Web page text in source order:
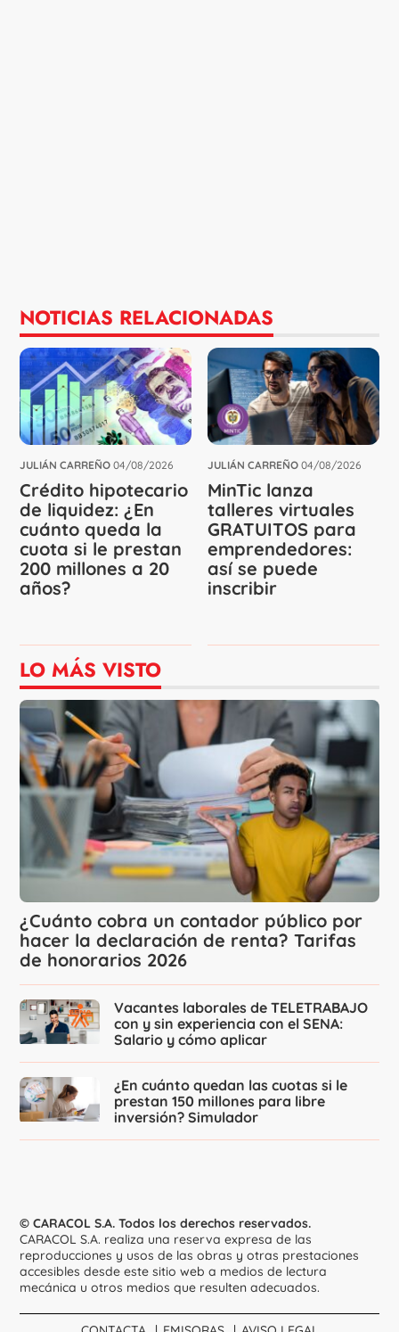
NOTICIAS RELACIONADAS
JULIÁN CARREÑO 04/08/2026
Crédito hipotecario
de liquidez: ¿En
cuánto queda la
cuota si le prestan
200 millones a 20
años?
JULIÁN CARREÑO 04/08/2026
MinTic lanza
talleres virtuales
GRATUITOS para
emprendedores:
así se puede
inscribir
LO MÁS VISTO
¿Cuánto cobra un contador público por
hacer la declaración de renta? Tarifas
de honorarios 2026
Vacantes laborales de TELETRABAJO
con y sin experiencia con el SENA:
Salario y cómo aplicar
¿En cuánto quedan las cuotas si le
prestan 150 millones para libre
inversión? Simulador
© CARACOL S.A. Todos los derechos reservados.
CARACOL S.A. realiza una reserva expresa de las
reproducciones y usos de las obras y otras prestaciones
accesibles desde este sitio web a medios de lectura
mecánica u otros medios que resulten adecuados.